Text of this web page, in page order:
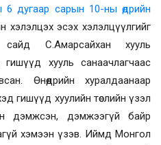
6 дугаар сарын 10-ны өдрийн
хэлэлцэх эсэх хэлэлцүүлгийг
сайд С.Амарсайхан хууль
гишүүд хууль санаачлагчаас
Өнөөдрийн хуралдаанаар
гишүүд хуулийн төслийн үзэл
дэмжсэн, дэмжээгүй байр
хэмээн үзэв. Иймд Монгол